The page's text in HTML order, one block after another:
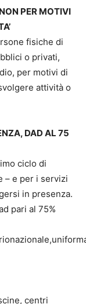
PER MOTIVI
fisiche di
o privati,
per motivi di
attività o
DAD AL 75
ciclo di
– e per i servizi
in presenza.
pari al 75%
centri